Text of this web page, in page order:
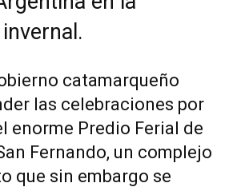
catamarqueño
las celebraciones por
enorme Predio Ferial de
Fernando, un complejo
que sin embargo se